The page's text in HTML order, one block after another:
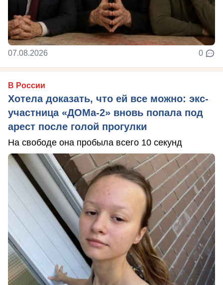
07.08.2026 0
В России
Хотела доказать, что ей все можно: экс-
участница «ДОМа-2» вновь попала под
арест после голой прогулки
На свободе она пробыла всего 10 секунд